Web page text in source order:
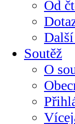
Od
Soutěž
O